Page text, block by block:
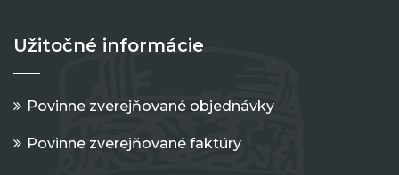
Užitočné informácie
Povinne zverejňované objednávky
Povinne zverejňované faktúry